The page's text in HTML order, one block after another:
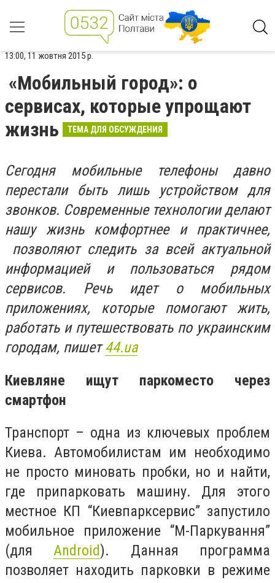
13:00, 11 жовтня 2015 р.
«Мобильный город»: о
сервисах, которые упрощают
жизнь
ТЕМА ДЛЯ ОБСУЖДЕНИЯ
Сегодня мобильные телефоны давно
перестали быть лишь устройством для
звонков. Современные технологии делают
нашу жизнь комфортнее и практичнее,
позволяют следить за всей актуальной
информацией и пользоваться рядом
сервисов. Речь идет о мобильных
приложениях, которые помогают жить,
работать и путешествовать по украинским
городам, пишет44.ua
Киевляне ищут паркоместо через
смартфон
Транспорт – одна из ключевых проблем
Киева. Автомобилистам им необходимо
не просто миновать пробки, но и найти,
где припарковать машину. Для этого
местное КП “Киевпарксервис” запустило
мобильное приложение “М-Паркування”
(дляAndroid). Данная программа
позволяет находить парковки в режиме